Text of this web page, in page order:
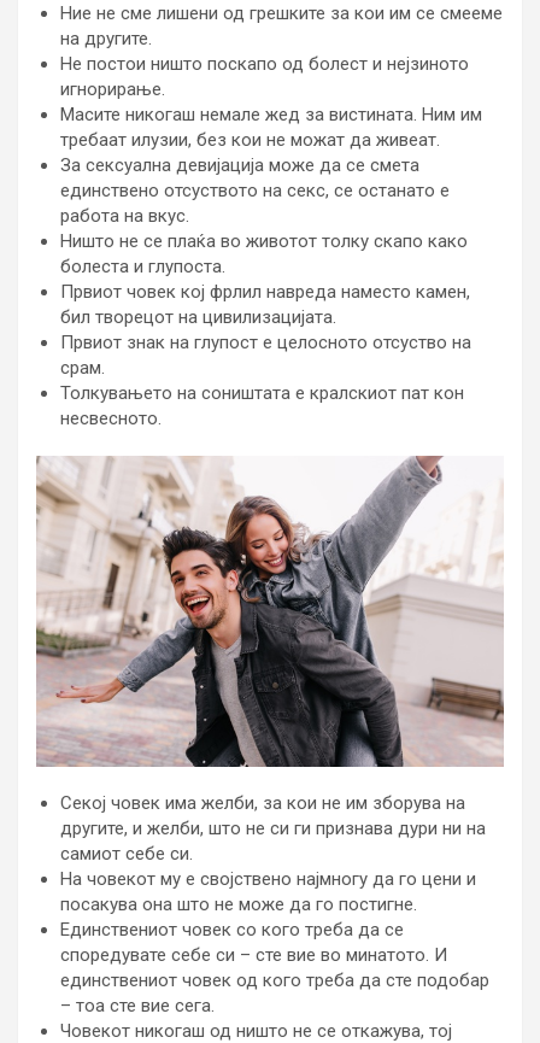
Ние не сме лишени од грешките за кои им се смееме
на другите.
Не постои ништо поскапо од болест и нејзиното
игнорирање.
Масите никогаш немале жед за вистината. Ним им
требаат илузии, без кои не можат да живеат.
За сексуална девијација може да се смета
единствено отсуството на секс, се останато е
работа на вкус.
Ништо не се плаќа во животот толку скапо како
болеста и глупоста.
Првиот човек кој фрлил навреда наместо камен,
бил творецот на цивилизацијата.
Првиот знак на глупост е целосното отсуство на
срам.
Толкувањето на соништата е кралскиот пат кон
несвесното.
Секој човек има желби, за кои не им зборува на
другите, и желби, што не си ги признава дури ни на
самиот себе си.
На човекот му е својствено најмногу да го цени и
посакува она што не може да го постигне.
Единствениот човек со кого треба да се
споредувате себе си – сте вие во минатото. И
единствениот човек од кого треба да сте подобар
– тоа сте вие сега.
Човекот никогаш од ништо не се откажува, тој